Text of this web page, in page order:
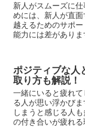
新人がスムーズに
めには、新人が直
越えるためのサポ
能力には差がありま
ポジティブな人
取り方も解説！
一緒にいると疲れ
る人が思い浮かび
しまうと感じる人
の付き合いが疲れる